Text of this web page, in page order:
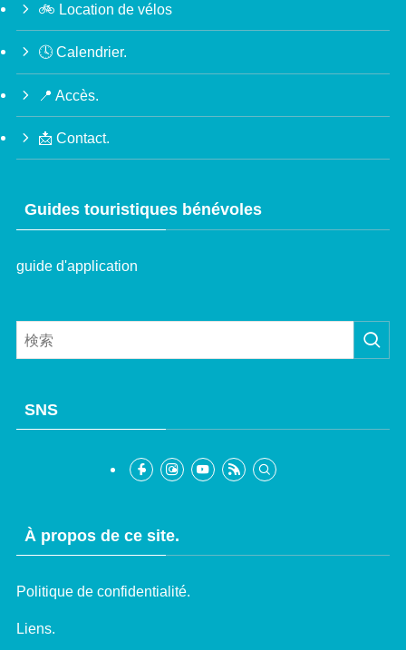
🚲 Location de vélos
🕓 Calendrier.
📍 Accès.
📩 Contact.
Guides touristiques bénévoles
guide d'application
SNS
À propos de ce site.
Politique de confidentialité.
Liens.